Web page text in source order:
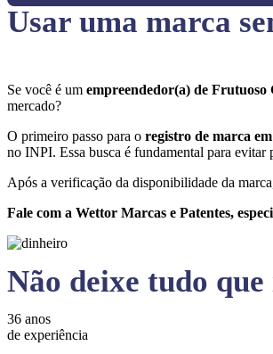
Usar uma marca
Se você é um empreendedor(a) de Frutuoso
mercado?
O primeiro passo para o registro de marca
no INPI. Essa busca é fundamental para
Após a verificação da disponibilidade da
Fale com a Wettor Marcas e Patentes,
Não deixe tudo
36 anos
de experiência